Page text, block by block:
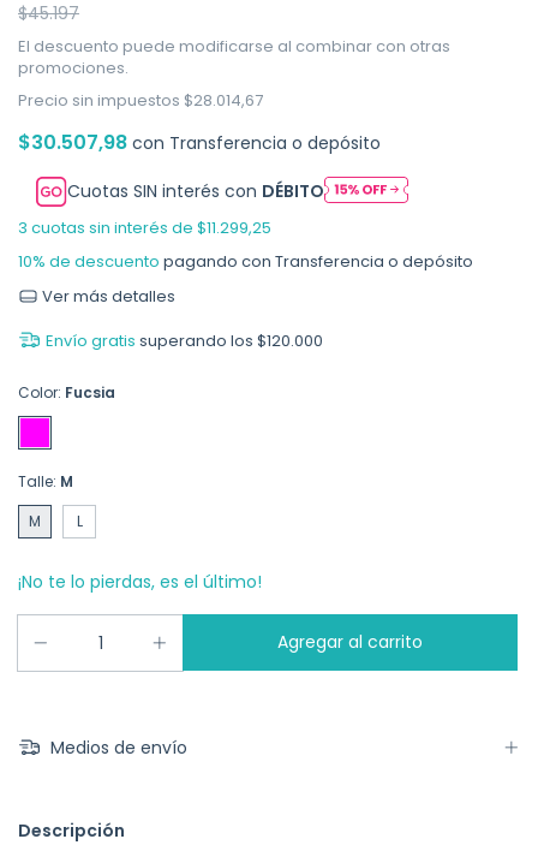
$45.197
El descuento puede modificarse al combinar con otras
promociones.
Precio sin impuestos $28.014,67
$30.507,98 con Transferencia o depósito
Cuotas SIN interés con DÉBITO
3 cuotas sin interés de $11.299,25
10% de descuento pagando con Transferencia o depósito
Ver más detalles
Envío gratis superando los $120.000
Color: Fucsia
Talle: M
M
L
¡No te lo pierdas, es el último!
Medios de envío
Descripción